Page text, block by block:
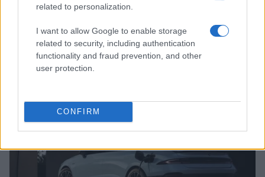
related to personalization.
I want to allow Google to enable storage
related to security, including authentication
functionality and fraud prevention, and other
user protection.
CONFIRM
Strategia power unit F1: gestione ICE, turbo e
mappature
Andrea Conforti · 7 Ago 2026
MOTORI